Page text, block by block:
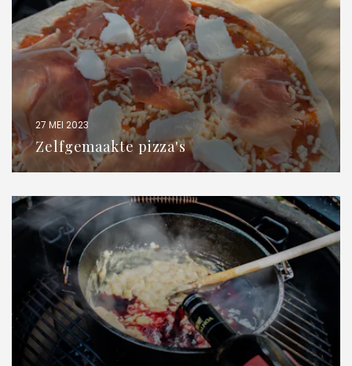
27 MEI 2023
Zelfgemaakte pizza's